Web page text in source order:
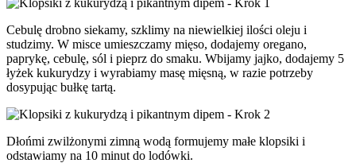
Cebulę drobno siekamy, szklimy na niewielkiej ilości oleju i
studzimy. W misce umieszczamy mięso, dodajemy oregano,
paprykę, cebulę, sól i pieprz do smaku. Wbijamy jajko, dodajemy 5
łyżek kukurydzy i wyrabiamy masę mięsną, w razie potrzeby
dosypując bułkę tartą.
Dłońmi zwilżonymi zimną wodą formujemy małe klopsiki i
odstawiamy na 10 minut do lodówki.